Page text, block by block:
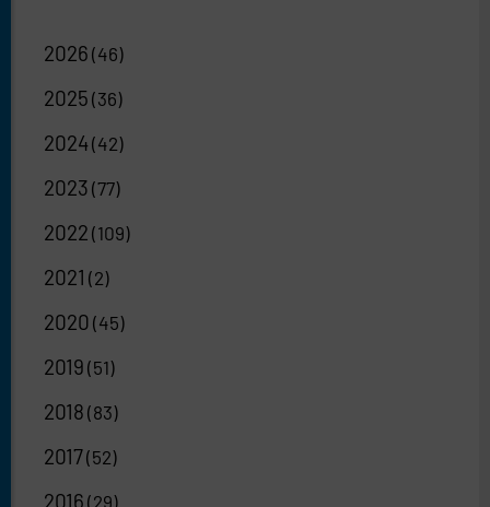
2026 (46)
2025 (36)
2024 (42)
2023 (77)
2022 (109)
2021 (2)
2020 (45)
2019 (51)
2018 (83)
2017(52)
2016 (29)